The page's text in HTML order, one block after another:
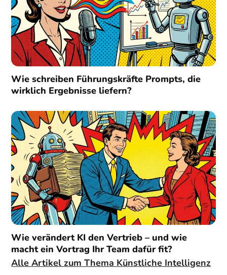
Wie schreiben Führungskräfte Prompts, die
wirklich Ergebnisse liefern?
Wie verändert KI den Vertrieb – und wie
macht ein Vortrag Ihr Team dafür fit?
Alle Artikel zum Thema Künstliche Intelligenz